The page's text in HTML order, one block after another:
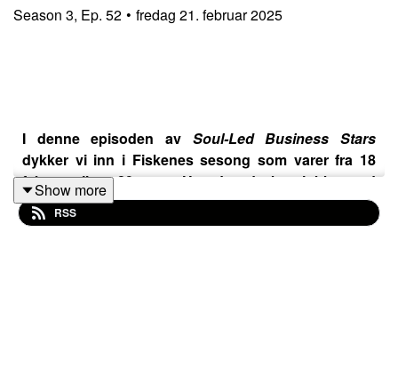
Season 3, Ep. 52 • fredag 21. februar 2025
I denne episoden av Soul-Led Business Stars
dykker vi inn i Fiskenes sesong som varer fra 18
februar til ca 20 mars. Hvordan du kan jobbe med
denne energien i helse og business ved å gi slipp på
deler av din personlighetstype som ikke tar deg
Show more
RSS